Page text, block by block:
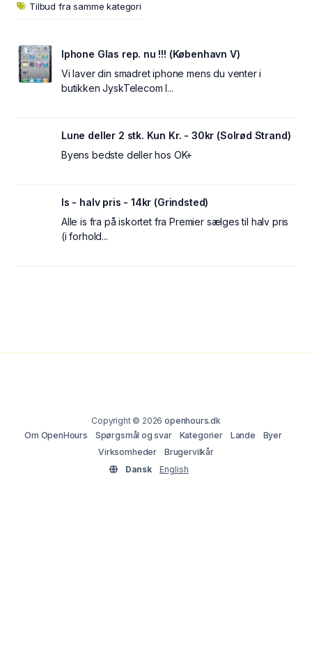
Tilbud fra samme kategori
Iphone Glas rep. nu !!! (København V)
Vi laver din smadret iphone mens du venter i
butikken JyskTelecom I...
Lune deller 2 stk. Kun Kr. - 30kr (Solrød Strand)
Byens bedste deller hos OK+
Is - halv pris - 14kr (Grindsted)
Alle is fra på iskortet fra Premier sælges til halv pris
(i forhold...
Copyright © 2026openhours.dk
Om OpenHours
Spørgsmål og svar Kategorier Lande
Byer
Virksomheder
Brugervilkår
Dansk
English